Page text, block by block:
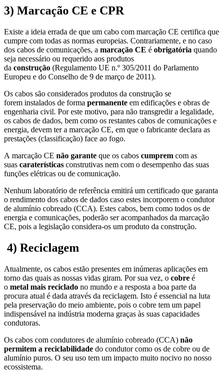
3) Marcação CE e CPR
Existe a ideia errada de que um cabo com marcação CE certifica que
cumpre com todas as normas europeias. Contrariamente, e no caso
dos cabos de comunicações, a marcação CE é obrigatória quando
seja necessário ou requerido aos produtos
da construção (Regulamento UE n.º 305/2011 do Parlamento
Europeu e do Conselho de 9 de março de 2011).
Os cabos são considerados produtos da construção se
forem instalados de forma permanente em edificações e obras de
engenharia civil. Por este motivo, para não transgredir a legalidade,
os cabos de dados, bem como os restantes cabos de comunicações e
energia, devem ter a marcação CE, em que o fabricante declara as
prestações (classificação) face ao fogo.
A marcação CE não garante que os cabos cumprem com as
suas caraterísticas construtivas nem com o desempenho das suas
funções elétricas ou de comunicação.
Nenhum laboratório de referência emitirá um certificado que garanta
o rendimento dos cabos de dados caso estes incorporem o condutor
de alumínio cobreado (CCA). Estes cabos, bem como todos os de
energia e comunicações, poderão ser acompanhados da marcação
CE, pois a legislação considera-os um produto da construção.
4) Reciclagem
Atualmente, os cabos estão presentes em inúmeras aplicações em
torno das quais as nossas vidas giram. Por sua vez, o cobre é
o metal mais reciclado no mundo e a resposta a boa parte da
procura atual é dada através da reciclagem. Isto é essencial na luta
pela preservação do meio ambiente, pois o cobre tem um papel
indispensável na indústria moderna graças às suas capacidades
condutoras.
Os cabos com condutores de alumínio cobreado (CCA) não
permitem a reciclabilidade do condutor como os de cobre ou de
alumínio puros. O seu uso tem um impacto muito nocivo no nosso
ecossistema.